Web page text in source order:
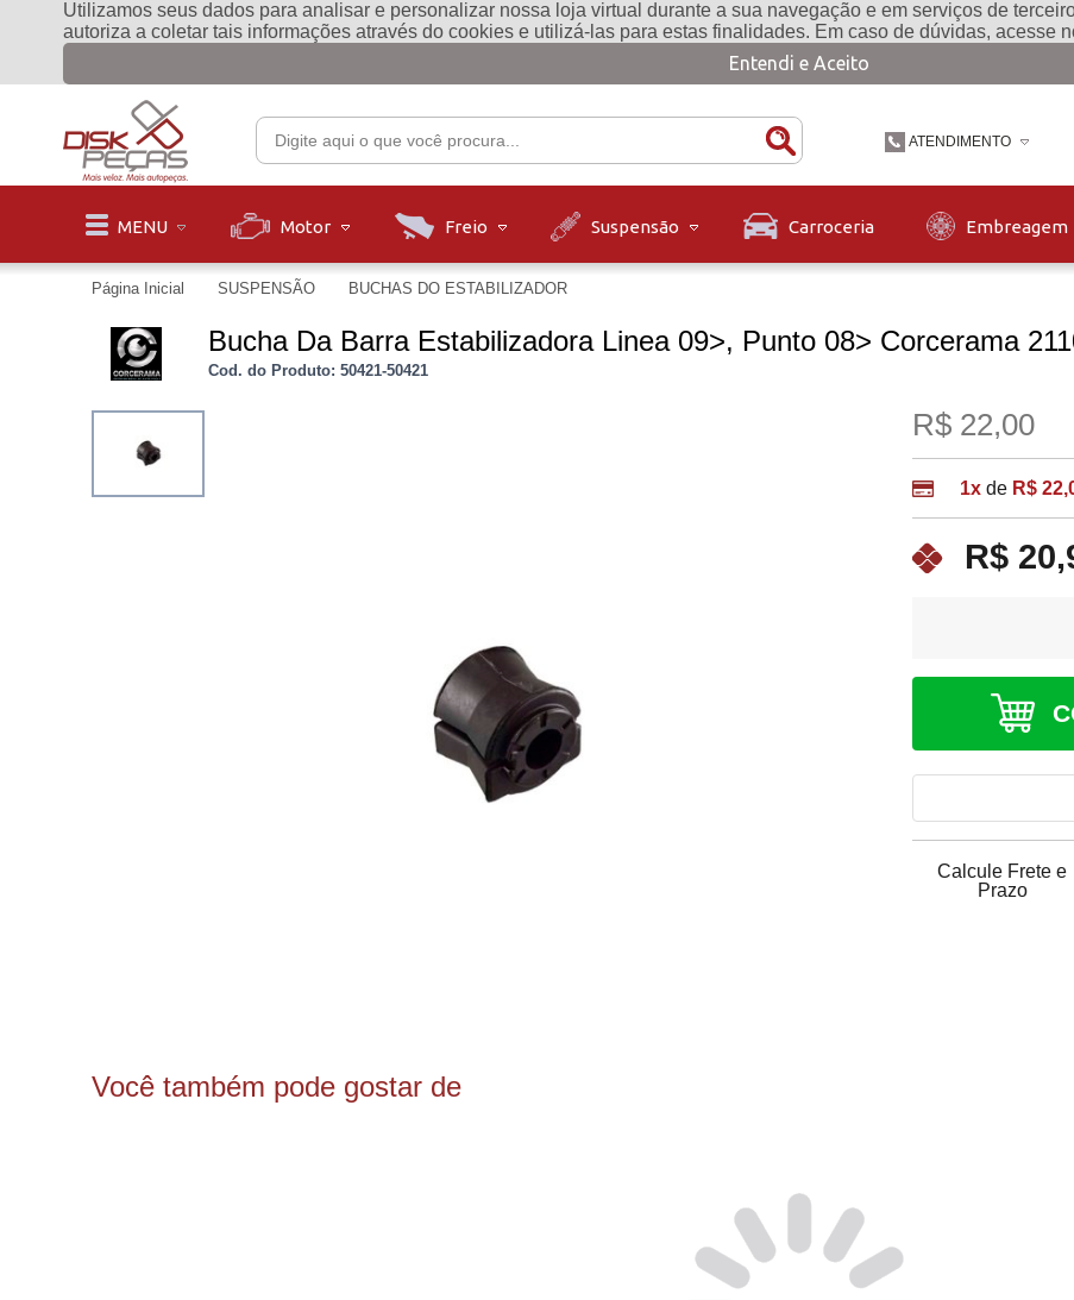
Utilizamos seus dados para analisar e personalizar nossa loja virtual durante a sua navegação e em serviços de
autoriza a coletar tais informações através do cookies e utilizá-las para estas finalidades. Em caso de dúvidas, acesse
Entendi e Aceito
ATENDIMENTO
(47)36319900
às 12h e das 13h às
12h.
MENU Motor Freio Suspensão Carroceria Embreagem
Página Inicial SUSPENSÃO BUCHAS DO ESTABILIZADOR
Bucha Da Barra Estabilizadora Linea 09>, Punto 08> Corcerama
Cod. do Produto: 50421-50421
R$ 22,00
1x de R$
R$
Calcule Frete e
Prazo
Você também pode gostar de